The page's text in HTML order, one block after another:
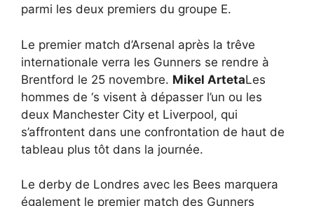
parmi les deux premiers du groupe E.
Le premier match d’Arsenal après la trêve
internationale verra les Gunners se rendre à
Brentford le 25 novembre. Mikel ArtetaLes
hommes de ‘s visent à dépasser l’un ou les
deux Manchester City et Liverpool, qui
s’affrontent dans une confrontation de haut de
tableau plus tôt dans la journée.
Le derby de Londres avec les Bees marquera
également le premier match des Gunners